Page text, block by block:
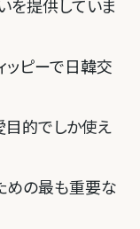
を提供していま
ッピーで日韓交
目的でしか使え
めの最も重要な